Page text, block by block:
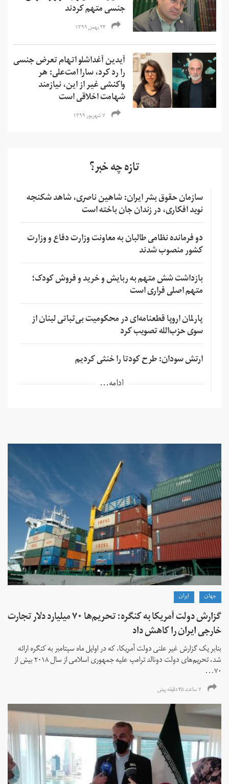
جنسی متهم کردند
۲۴ بهمن ۱۳۹۹
آیدین آغداشلو اتهام تعرض جنسی
را رد کرد، سارا امت‌علی: هر
واکنشی غیر از این، نیازمند
شهامت اخلاقی است
۷ شهریور ۱۳۹۹
تازه چه خبر؟
سازمان حقوق بشر ایران: شاهین ناصری، شاهد شکنجه
نوید افکاری، در زندان جان باخته است
دو فرمانده نظامی طالبان به معاونت وزارت دفاع و وزارت
کشور منصوب شدند
بازداشت شش متهم به ربایش و خرید و فروش کودک؛
متهم اصلی فراری است
پارلمان اروپا قطعنامه‌ای در محکومیت بی‌ثباتی لبنان از
سوی حزب‌الله تصویب کرد
ارتش سودان: طرح کودتا را خنثی کردیم
ادامه...
جهان ايران
گزارش دولت آمریکا به کنگره: تحریم‌ها ۷۰ میلیارد دلار تجارت
خارجی ایران را کاهش داد
بنابر یک گزارش غیر علنی دولت آمریکا، که در اوایل ماه سپتامبر به کنگره ارائه
شد، تحریم‌های دولت دونالد ترامپ علیه جمهوری اسلامی از سال ۲۰۱۸ بیش از
۷۰...
۷ ساعت ۴۵ دقیقه پیش